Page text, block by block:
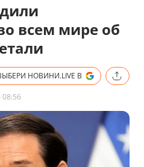
всем мире об
НОВИНИ.LIVE В
08:56